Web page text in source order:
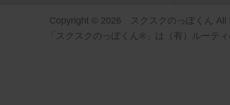
Copyright © 2026 スクスクのっぽくん All
「スクスクのっぽくん®」は（有）ルーテ